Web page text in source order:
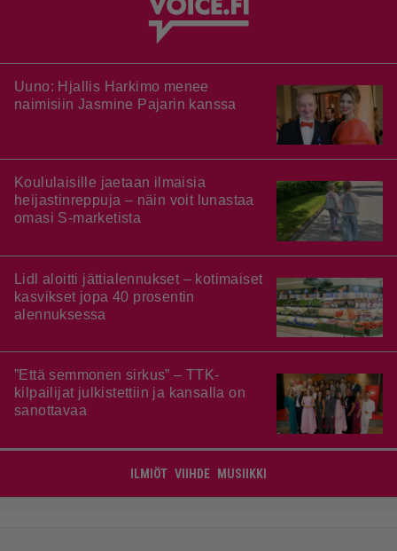
Uuno: Hjallis Harkimo menee
naimisiin Jasmine Pajarin kanssa
Koululaisille jaetaan ilmaisia
heijastinreppuja – näin voit lunastaa
omasi S-marketista
Lidl aloitti jättialennukset – kotimaiset
kasvikset jopa 40 prosentin
alennuksessa
”Että semmonen sirkus” – TTK-
kilpailijat julkistettiin ja kansalla on
sanottavaa
ILMIÖT VIIHDE MUSIIKKI